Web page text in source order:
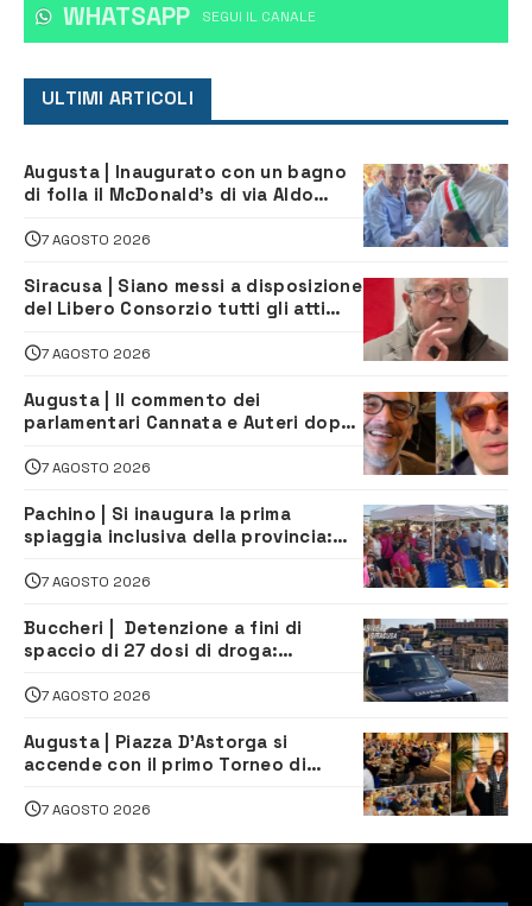
WHATSAPP ‎SEGUI IL CANALE
ULTIMI ARTICOLI
Augusta | Inaugurato con un bagno
di folla il McDonald’s di via Aldo
7 AGOSTO 2026
Siracusa | Siano messi a disposizione
del Libero Consorzio tutti gli atti
7 AGOSTO 2026
Augusta | Il commento dei
parlamentari Cannata e Auteri dopo
depuratore
7 AGOSTO 2026
Pachino | Si inaugura la prima
spiaggia inclusiva della provincia:
tutti
7 AGOSTO 2026
Buccheri | Detenzione a fini di
spaccio di 27 dosi di droga:
7 AGOSTO 2026
Augusta | Piazza D’Astorga si
accende con il primo Torneo di
7 AGOSTO 2026